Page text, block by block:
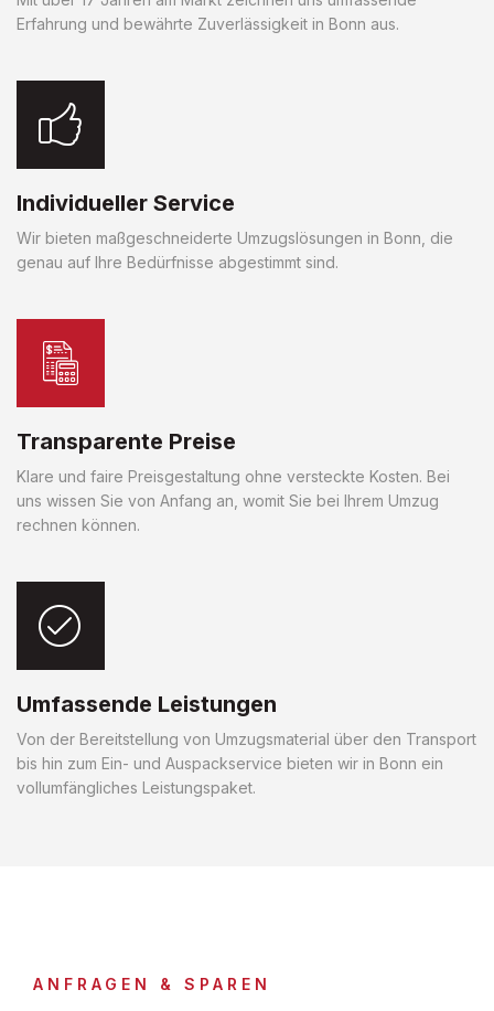
Erfahrung und bewährte Zuverlässigkeit in Bonn aus.
Individueller Service
Wir bieten maßgeschneiderte Umzugslösungen in Bonn, die
genau auf Ihre Bedürfnisse abgestimmt sind.
Transparente Preise
Klare und faire Preisgestaltung ohne versteckte Kosten. Bei
uns wissen Sie von Anfang an, womit Sie bei Ihrem Umzug
rechnen können.
Umfassende Leistungen
Von der Bereitstellung von Umzugsmaterial über den Transport
bis hin zum Ein- und Auspackservice bieten wir in Bonn ein
vollumfängliches Leistungspaket.
ANFRAGEN & SPAREN